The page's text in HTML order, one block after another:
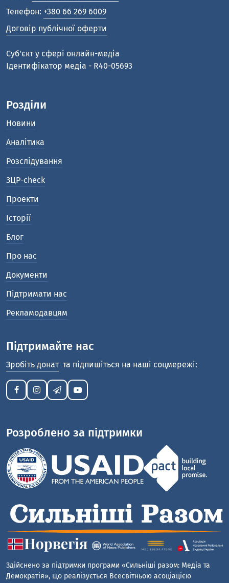
Телефон: +380 66 269 6009
Договір публічної оферти
Cуб'єкт у сфері онлайн-медіа
Ідентифікатор медіа - R40-05693
Розділи
Новини
Аналітика
Розслідування
ЗЦР-check
Проекти
Історії
Блог
Про нас
Документи
Підтримати нас
Рекламодавцям
Підтримайте нас
Зробіть донат та підпишіться на наші соцмережі:
Розроблено за підтримки
Здійснено за підтримки програми «Сильніші разом: Медіа та
Демократія», що реалізується Всесвітньою асоціацією